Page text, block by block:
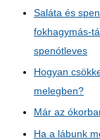
Saláta és
fokhagymás-
spenótleves
Hogyan
melegben?
Már az
Ha a lábunk